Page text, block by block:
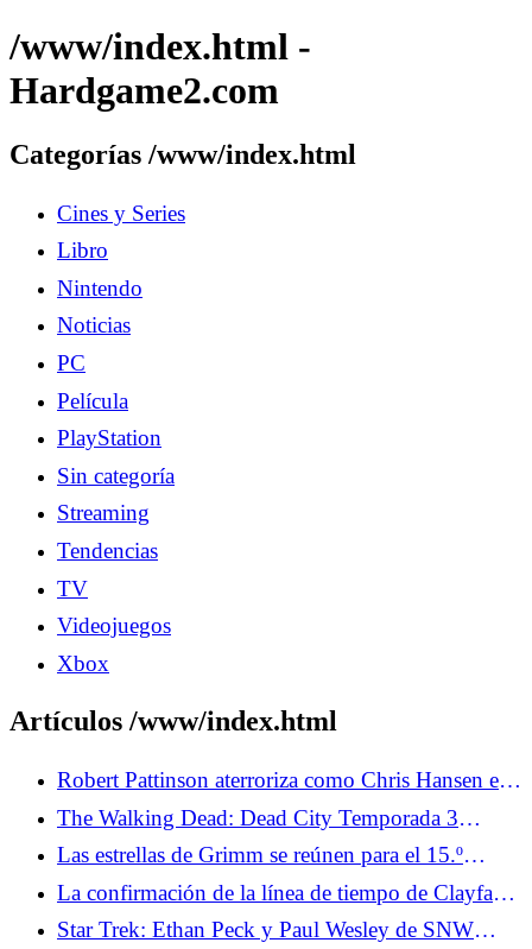
/www/index.html -
Hardgame2.com
Categorías /www/index.html
Cines y Series
Libro
Nintendo
Noticias
PC
Película
PlayStation
Sin categoría
Streaming
Tendencias
TV
Videojuegos
Xbox
Artículos /www/index.html
Robert Pattinson aterroriza como Chris Hansen en
el tráiler completo en horario estelar
The Walking Dead: Dead City Temporada 3
Episodio 2 Revisión - Booby Trapped
Las estrellas de Grimm se reúnen para el 15.º
aniversario y revelan dónde se encuentra la película
La confirmación de la línea de tiempo de Clayface
plantea preguntas sobre la DCU
Star Trek: Ethan Peck y Paul Wesley de SNW